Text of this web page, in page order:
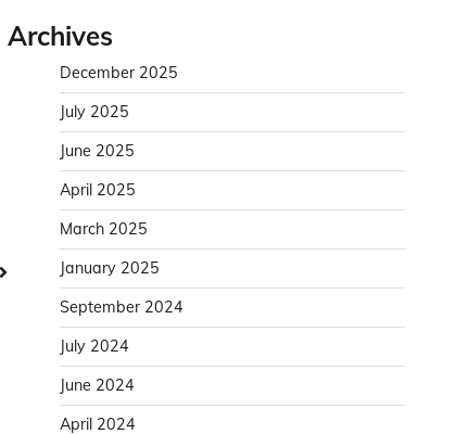
Archives
December 2025
July 2025
June 2025
April 2025
March 2025
January 2025
September 2024
July 2024
June 2024
April 2024